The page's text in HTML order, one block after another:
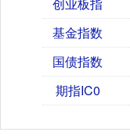
创业板指
基金指数
国债指数
期指IC0